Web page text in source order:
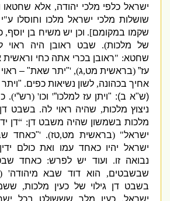
ישראל כלפי מלכי יהודה,אלא שחטאו
שושלות מלכי ישראל מלכו וחוסלו ע "י
שקמו במקומם].וכן יש משיח בן יוסף,
של מלכות).שבט ראובן היה ראוי
שחטא: "ראובן בכרי אתה כחי וראשית
עז”(בראשית מט,ג), '
"יתר שאת" – ראוי
אחיך בכהונה,לשון נשיאות כפים.
"ויתר עז
ש"א ב ): "ויתן עז למלכו”'וכו ' (רש”י).כך
ניצוץ מלכות,שהיה ראוי לה.בשבט דן
מלכות בשמשון שהיה משבט דן : “דן
ישראל" (בראשית מט,טז).
'
" כאחד
ישראל יהיו כאחד עמו ואת כולם ידין,
נבואה זו .ועוד יש לפרש:כאחד שבטי
שבשבטים,הוא דוד שבא מיהודה' (
בשבט דן גילוי של כעין מלכות,
ישראל,כעין מלך שששולט בכל